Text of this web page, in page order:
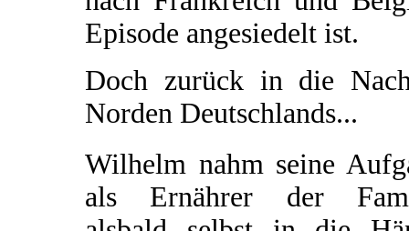
Episode angesiedelt ist.
Doch zurück in die
Norden Deutschlands...
Wilhelm nahm seine
als Ernährer der